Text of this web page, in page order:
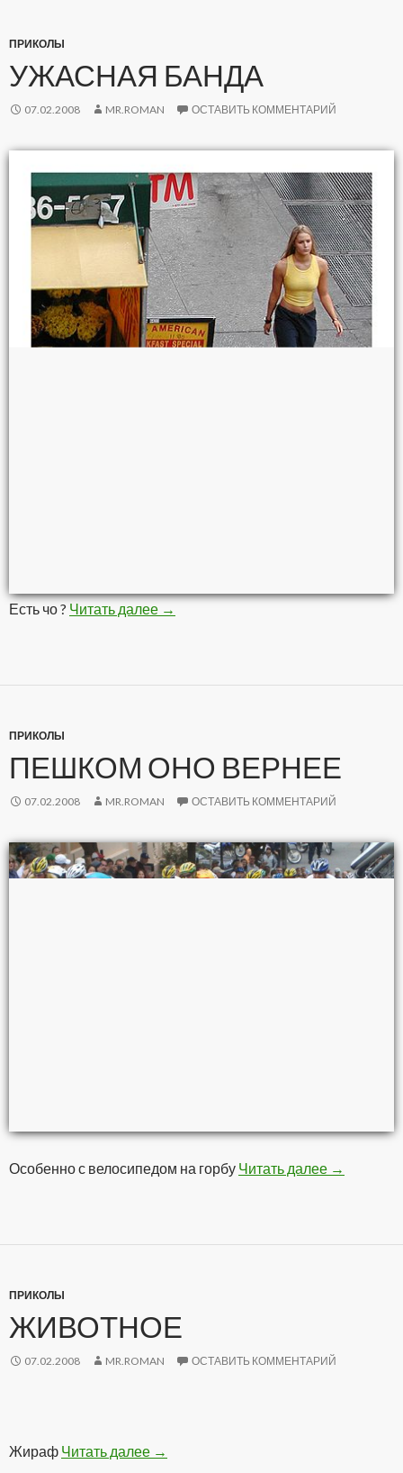
ПРИКОЛЫ
УЖАСНАЯ БАНДА
07.02.2008 MR.ROMAN ОСТАВИТЬ КОММЕНТАРИЙ
Есть чо ? Читать далее Ужасная банда
→
ПРИКОЛЫ
ПЕШКОМ ОНО ВЕРНЕЕ
07.02.2008 MR.ROMAN ОСТАВИТЬ КОММЕНТАРИЙ
Особенно с велосипедом на горбу Читать далее Пешком
→
ПРИКОЛЫ
ЖИВОТНОЕ
07.02.2008 MR.ROMAN ОСТАВИТЬ КОММЕНТАРИЙ
Жираф Читать далее Животное
→